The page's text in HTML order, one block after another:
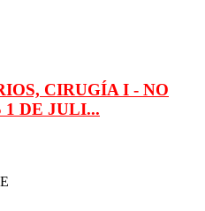
CIRUGÍA I - NO
DE JULI...